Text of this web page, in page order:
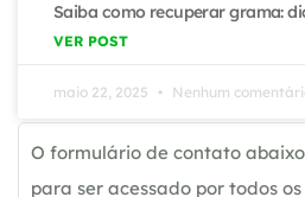
Saiba como recuperar grama:
VER POST
maio 22, 2025 Nenhum
O formulário de contato
para ser acessado por todos